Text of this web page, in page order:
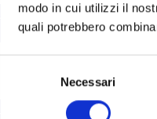
modo in cui utilizzi il
quali potrebbero
Necessari
TERAPIA
- tossina botulinica
TERAPIA DI